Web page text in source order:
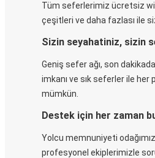
Tüm seferlerimiz ücretsiz
çeşitleri ve daha fazlası ile
Sizin seyahatiniz, sizin
Geniş sefer ağı, son
imkanı ve sık seferler ile her
mümkün.
Destek için her zaman
Yolcu memnuniyeti
profesyonel ekiplerimizle